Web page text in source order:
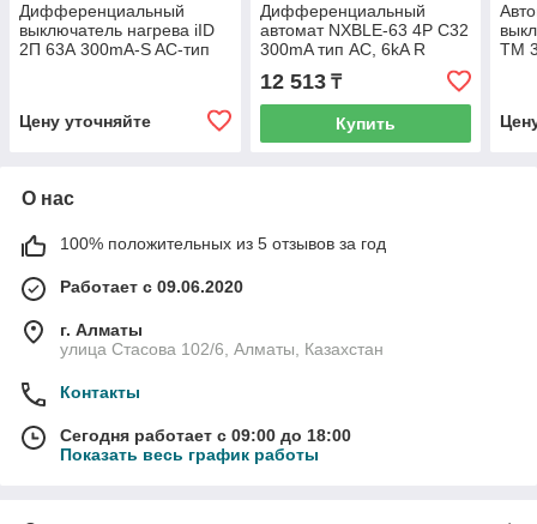
Дифференциальный
выключатель нагрева iID
2П 63А 300mA-S AC-тип
Цену уточняйте
Дифференциальный
автомат NXBLE-63 4P С32
300mA тип AС, 6kA R
CHINT 982196
12 513₸
Купить
TM
О нас
100% положительных из 5 отзывов за год
Работает с 09.06.2020
г. Алматы
улица Стасова 102/6, Алматы, Казахстан
Контакты
Сегодня работает с 09:00 до 18:00
Показать весь график работы